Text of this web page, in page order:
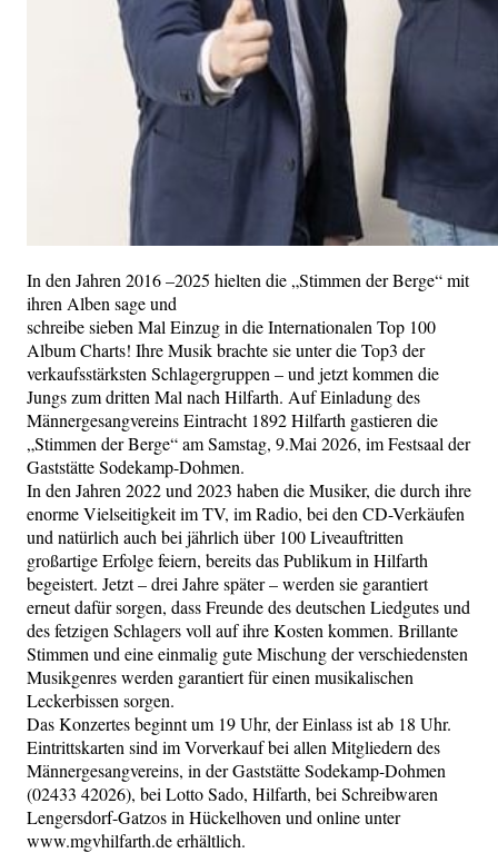
In den Jahren 2016 –2025 hielten die „Stimmen der Berge“ mit
ihren Alben sage und
schreibe sieben Mal Einzug in die Internationalen Top 100
Album Charts! Ihre Musik brachte sie unter die Top3 der
verkaufsstärksten Schlagergruppen – und jetzt kommen die
Jungs zum dritten Mal nach Hilfarth. Auf Einladung des
Männergesangvereins Eintracht 1892 Hilfarth gastieren die
„Stimmen der Berge“ am Samstag, 9.Mai 2026, im Festsaal der
Gaststätte Sodekamp-Dohmen.
In den Jahren 2022 und 2023 haben die Musiker, die durch ihre
enorme Vielseitigkeit im TV, im Radio, bei den CD-Verkäufen
und natürlich auch bei jährlich über 100 Liveauftritten
großartige Erfolge feiern, bereits das Publikum in Hilfarth
begeistert. Jetzt – drei Jahre später – werden sie garantiert
erneut dafür sorgen, dass Freunde des deutschen Liedgutes und
des fetzigen Schlagers voll auf ihre Kosten kommen. Brillante
Stimmen und eine einmalig gute Mischung der verschiedensten
Musikgenres werden garantiert für einen musikalischen
Leckerbissen sorgen.
Das Konzertes beginnt um 19 Uhr, der Einlass ist ab 18 Uhr.
Eintrittskarten sind im Vorverkauf bei allen Mitgliedern des
Männergesangvereins, in der Gaststätte Sodekamp-Dohmen
(02433 42026), bei Lotto Sado, Hilfarth, bei Schreibwaren
Lengersdorf-Gatzos in Hückelhoven und online unter
www.mgvhilfarth.de erhältlich.